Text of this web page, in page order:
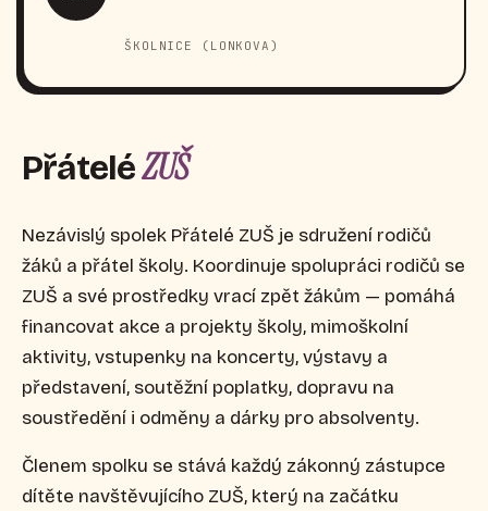
ŠKOLNICE (LONKOVA)
PřáteléZUŠ
Nezávislý spolek Přátelé ZUŠ je sdružení rodičů
žáků a přátel školy. Koordinuje spolupráci rodičů se
ZUŠ a své prostředky vrací zpět žákům — pomáhá
financovat akce a projekty školy, mimoškolní
aktivity, vstupenky na koncerty, výstavy a
představení, soutěžní poplatky, dopravu na
soustředění i odměny a dárky pro absolventy.
Členem spolku se stává každý zákonný zástupce
dítěte navštěvujícího ZUŠ, který na začátku